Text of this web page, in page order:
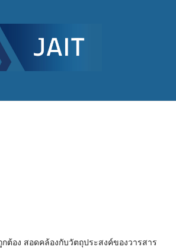
อง สอดคล้องกับวัตถุประสงค์ของวารสาร